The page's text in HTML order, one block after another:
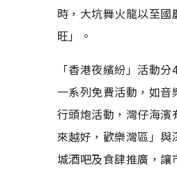
時，大坑舞火龍以至
旺」。
「香港夜繽紛」活動
一系列免費活動，如
行頭炮活動，灣仔海
來越好，歡樂灣區」
城酒吧及食肆推廣，讓